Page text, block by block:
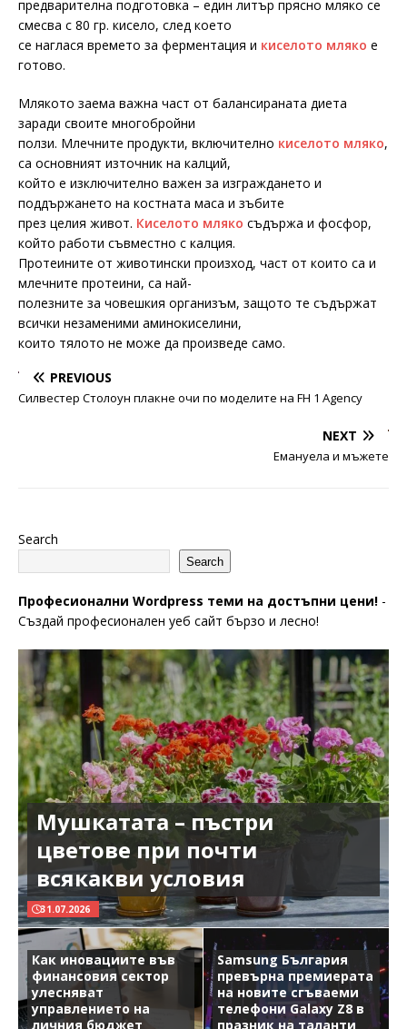
предварителна подготовка – един литър прясно мляко се
смесва с 80 гр. кисело, след което
се наглася времето за ферментация и киселото мляко е
готово.
Млякото заема важна част от балансираната диета
заради своите многобройни
ползи. Млечните продукти, включително киселото мляко,
са основният източник на калций,
който е изключително важен за изграждането и
поддържането на костната маса и зъбите
през целия живот. Киселото мляко съдържа и фосфор,
който работи съвместно с калция.
Протеините от животински произход, част от които са и
млечните протеини, са най-
полезните за човешкия организъм, защото те съдържат
всички незаменими аминокиселини,
които тялото не може да произведе само.
PREVIOUS
Силвестер Столоун плакне очи по моделите на FH 1 Agency
NEXT
Емануела и мъжете
Search
Search
Професионални Wordpress теми на достъпни цени! -
Създай професионален уеб сайт бързо и лесно!
Мушкатата – пъстри
цветове при почти
всякакви условия
31.07.2026
Как иновациите във
финансовия сектор
улесняват
управлението на
личния бюджет
Samsung България
превърна премиерата
на новите сгъваеми
телефони Galaxy Z8 в
празник на таланти